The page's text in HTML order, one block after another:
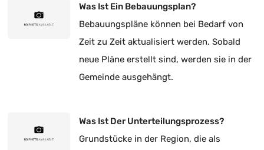
Was Ist Ein Bebauungsplan?
Bebauungspläne können bei Bedarf von
Zeit zu Zeit aktualisiert werden. Sobald
neue Pläne erstellt sind, werden sie in der
Gemeinde ausgehängt.
Was Ist Der Unterteilungsprozess?
Grundstücke in der Region, die als